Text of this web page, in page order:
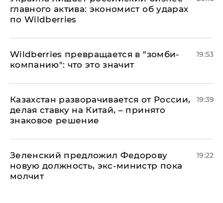
главного актива: экономист об ударах
по Wildberries
Wildberries превращается в "зомби-
компанию": что это значит
19:53
Казахстан разворачивается от России,
делая ставку на Китай, – принято
знаковое решение
19:39
Зеленский предложил Федорову
новую должность, экс-министр пока
молчит
19:22